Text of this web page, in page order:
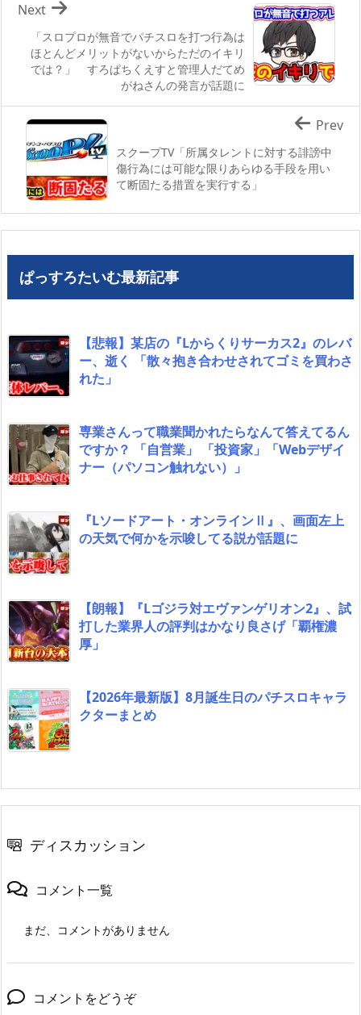
「スロプロが無音でパチスロを打つ行為は
ほとんどメリットがないからただのイキリ
では？」 すろぱちくえすと管理人だてめ
がねさんの発言が話題に
Next
スクープTV「所属タレントに対する誹謗中
傷行為には可能な限りあらゆる手段を用い
て断固たる措置を実行する」
Prev
ぱっすろたいむ最新記事
【悲報】某店の『Lからくりサーカス2』のレバ
ー、逝く 「散々抱き合わせされてゴミを買わさ
れた」
専業さんって職業聞かれたらなんて答えてるん
ですか？ 「自営業」 「投資家」「Webデザイ
ナー（パソコン触れない）」
『Lソードアート・オンラインⅡ』、画面左上
の天気で何かを示唆してる説が話題に
【朗報】『Lゴジラ対エヴァンゲリオン2』、試
打した業界人の評判はかなり良さげ「覇権濃
厚」
【2026年最新版】8月誕生日のパチスロキャラ
クターまとめ
ディスカッション
コメント一覧
まだ、コメントがありません
コメントをどうぞ